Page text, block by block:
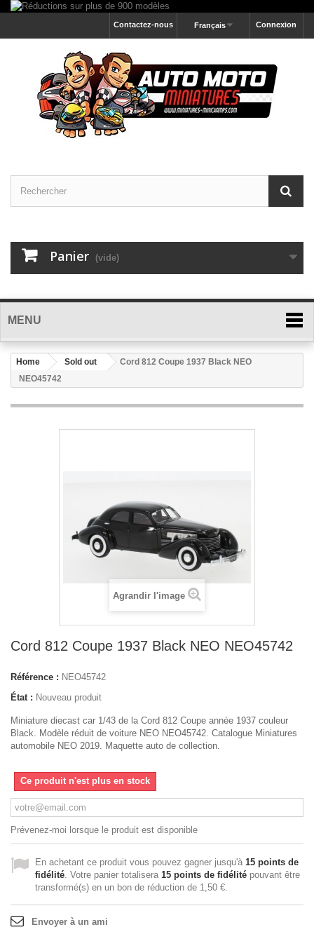
Connexion
Français
Contactez-nous
Panier (vide)
MENU
Home Sold out
Cord 812 Coupe 1937 Black NEO
NEO45742
Agrandir l'image
Cord 812 Coupe 1937 Black NEO NEO45742
Référence : NEO45742
État : Nouveau produit
Miniature diecast car 1/43 de la Cord 812 Coupe année 1937 couleur
Black. Modèle réduit de voiture NEO NEO45742. Catalogue Miniatures
automobile NEO 2019. Maquette auto de collection.
Ce produit n'est plus en stock
Prévenez-moi lorsque le produit est disponible
En achetant ce produit vous pouvez gagner jusqu'à 15 points de
fidélité. Votre panier totalisera 15 points de fidélité pouvant être
transformé(s) en un bon de réduction de 1,50 €.
Envoyer à un ami